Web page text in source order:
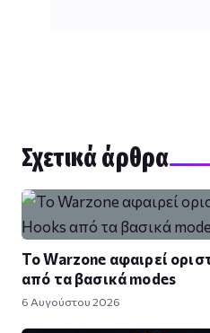
Σχετικά άρθρα
Το Warzone αφαιρεί
από τα βασικά modes
6 Αυγούστου 2026